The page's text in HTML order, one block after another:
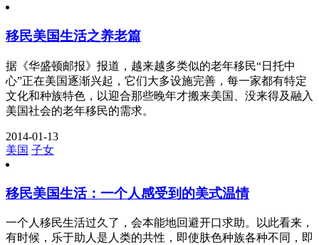
移民美国生活之养老篇
据《华盛顿邮报》报道，越来越多类似的老年移民“日托中
心”正在美国逐渐兴起，它们大多设施完善，每一家都有特定
文化和种族特色，以迎合那些晚年才搬来美国、没来得及融入
美国社会的老年移民的需求。
2014-01-13
美国 子女
移民美国生活：一个人感受到的美式温情
一个人移民生活过久了，会本能地回避开口求助。以此看来，
有时候，乐于助人是人类的共性，即使肤色种族各种不同，即